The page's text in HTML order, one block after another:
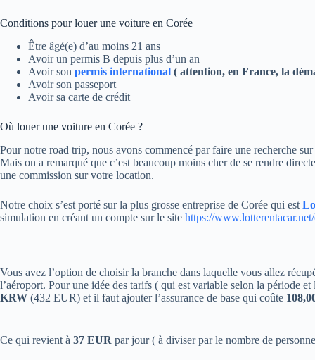
Conditions pour louer une voiture en Corée
Être âgé(e) d’au moins 21 ans
Avoir un permis B depuis plus d’un an
Avoir son permis international ( attention, en France, la
Avoir son passeport
Avoir sa carte de crédit
Où louer une voiture en Corée ?
Pour notre road trip, nous avons commencé par faire une recherche
Mais on a remarqué que c’est beaucoup moins cher de se rendre
une commission sur votre location.
Notre choix s’est porté sur la plus grosse entreprise de Corée qui est
simulation en créant un compte sur le site https://
Vous avez l’option de choisir la branche dans laquelle vous allez
l’aéroport. Pour une idée des tarifs ( qui est variable selon la période
KRW (432 EUR) et il faut ajouter l’assurance de base qui coûte
Ce qui revient à 37 EUR par jour ( à diviser par le nombre de